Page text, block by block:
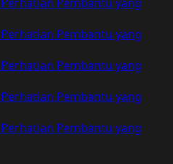
Pembantu yang
Pembantu yang
Pembantu yang
Pembantu yang